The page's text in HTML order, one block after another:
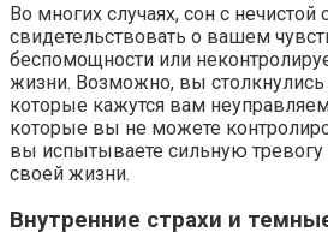
Во многих случаях, сон с
свидетельствовать о вашем
беспомощности или
жизни. Возможно, вы
которые кажутся вам
которые вы не можете
вы испытываете сильную тревогу
своей жизни.
Внутренние страхи и